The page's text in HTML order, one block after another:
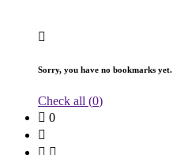
Sorry, you have no bookmarks yet.
Check all (0)
0